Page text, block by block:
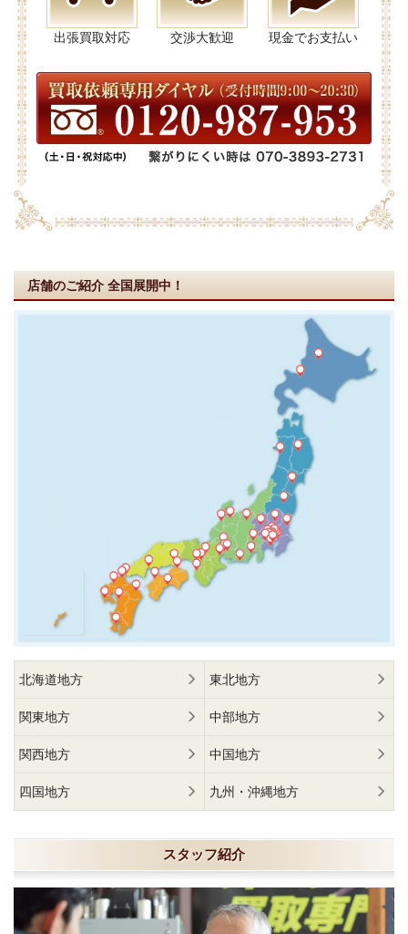
出張買取対応 交渉大歓迎 現金でお支払い
店舗のご紹介 全国展開中！
北海道地方 東北地方
関東地方 中部地方
関西地方 中国地方
四国地方 九州・沖縄地方
スタッフ紹介